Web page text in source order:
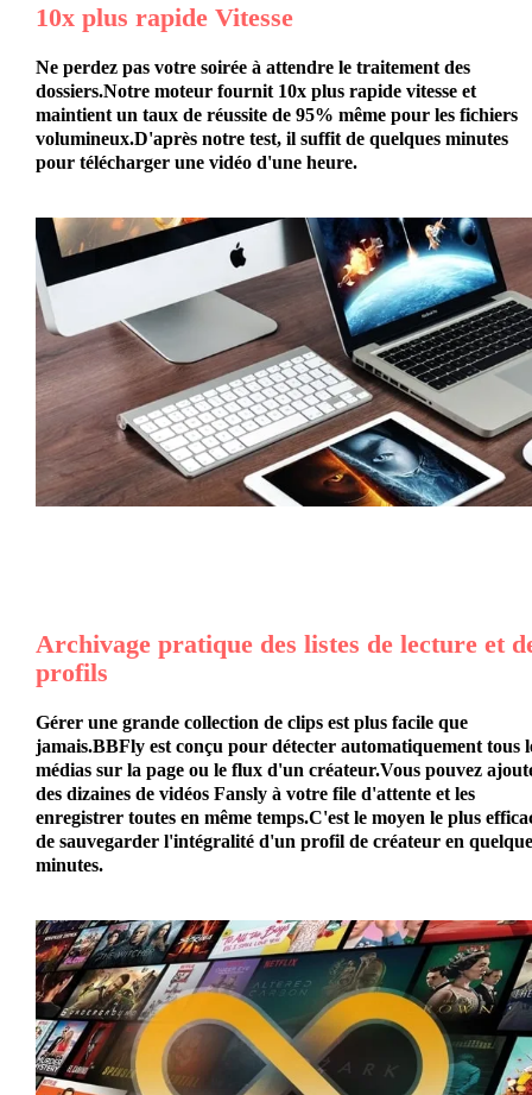
10x plus rapide Vitesse
Ne perdez pas votre soirée à attendre le traitement des
dossiers.Notre moteur fournit 10x plus rapide vitesse et
maintient un taux de réussite de 95% même pour les fichiers
volumineux.D'après notre test, il suffit de quelques minutes
pour télécharger une vidéo d'une heure.
Archivage pratique des listes de lecture et
profils
Gérer une grande collection de clips est plus facile que
jamais.BBFly est conçu pour détecter automatiquement tous
médias sur la page ou le flux d'un créateur.Vous pouvez
des dizaines de vidéos Fansly à votre file d'attente et les
enregistrer toutes en même temps.C'est le moyen le plus
de sauvegarder l'intégralité d'un profil de créateur en
minutes.